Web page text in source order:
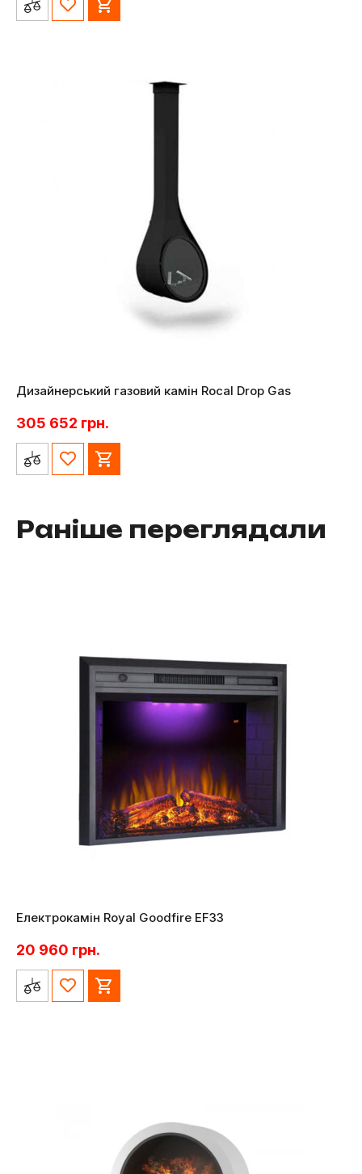
Дизайнерський газовий камін Rocal Drop Gas
305 652 грн.
Раніше переглядали
Електрокамін Royal Goodfire EF33
20 960 грн.